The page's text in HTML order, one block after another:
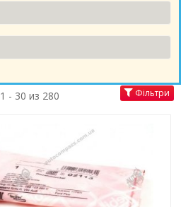
1 - 30 из 280 Фільтри